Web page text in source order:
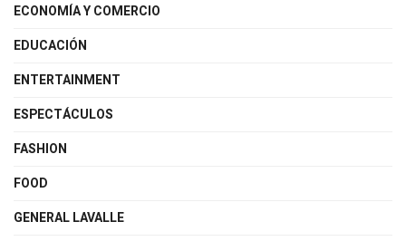
ECONOMÍA Y COMERCIO
EDUCACIÓN
ENTERTAINMENT
ESPECTÁCULOS
FASHION
FOOD
GENERAL LAVALLE